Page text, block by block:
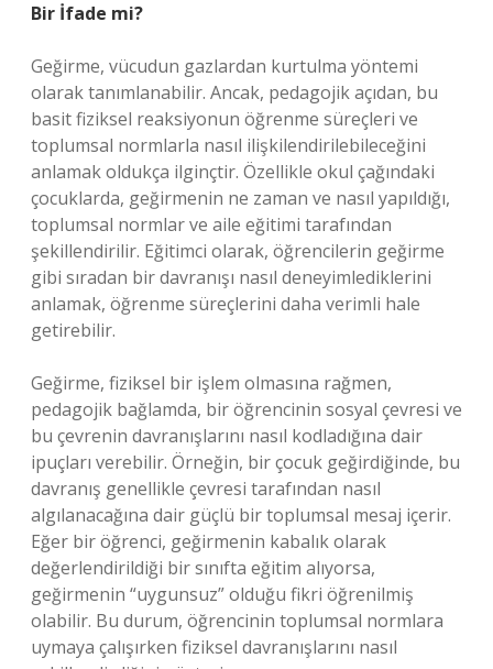
Bir İfade mi?
Geğirme, vücudun gazlardan kurtulma yöntemi
olarak tanımlanabilir. Ancak, pedagojik açıdan, bu
basit fiziksel reaksiyonun öğrenme süreçleri ve
toplumsal normlarla nasıl ilişkilendirilebileceğini
anlamak oldukça ilginçtir. Özellikle okul çağındaki
çocuklarda, geğirmenin ne zaman ve nasıl yapıldığı,
toplumsal normlar ve aile eğitimi tarafından
şekillendirilir. Eğitimci olarak, öğrencilerin geğirme
gibi sıradan bir davranışı nasıl deneyimlediklerini
anlamak, öğrenme süreçlerini daha verimli hale
getirebilir.
Geğirme, fiziksel bir işlem olmasına rağmen,
pedagojik bağlamda, bir öğrencinin sosyal çevresi ve
bu çevrenin davranışlarını nasıl kodladığına dair
ipuçları verebilir. Örneğin, bir çocuk geğirdiğinde, bu
davranış genellikle çevresi tarafından nasıl
algılanacağına dair güçlü bir toplumsal mesaj içerir.
Eğer bir öğrenci, geğirmenin kabalık olarak
değerlendirildiği bir sınıfta eğitim alıyorsa,
geğirmenin “uygunsuz” olduğu fikri öğrenilmiş
olabilir. Bu durum, öğrencinin toplumsal normlara
uymaya çalışırken fiziksel davranışlarını nasıl